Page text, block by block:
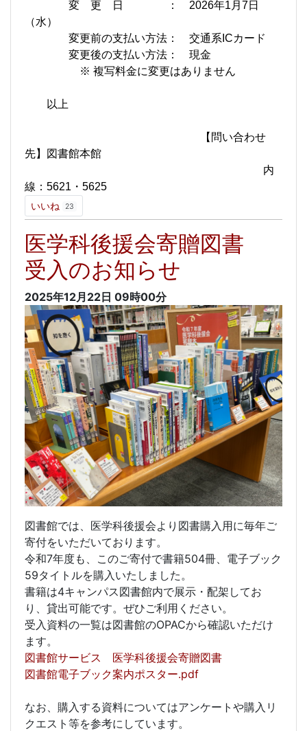
変 更 日 ： 2026年1月7日
（水）
変更前の支払い方法： 交通系ICカード
変更後の支払い方法： 現金
※ 複写料金に変更はありません
以上
【問い合わせ
先】図書館本館
内
線：5621・5625
いいね
23
医学科後援会寄贈図書
受入のお知らせ
2025年12月22日 09時00分
図書館では、医学科後援会より図書購入用に毎年ご
寄付をいただいております。
令和7年度も、このご寄付で書籍504冊、電子ブック
59タイトルを購入いたしました。
書籍は4キャンパス図書館内で展示・配架してお
り、貸出可能です。ぜひご利用ください。
受入資料の一覧は図書館のOPACから確認いただけ
ます。
図書館サービス 医学科後援会寄贈図書
図書館電子ブック案内ポスター.pdf
なお、購入する資料についてはアンケートや購入リ
クエスト等を参考にしています。